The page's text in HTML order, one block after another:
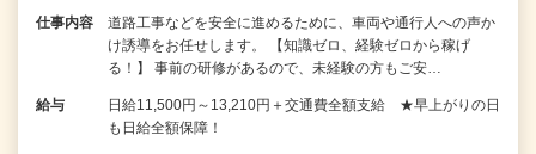
仕事内容
道路工事などを安全に進めるために、車両や通行人への声か
け誘導をお任せします。 【知識ゼロ、経験ゼロから稼げ
る！】 事前の研修があるので、未経験の方もご安…
給与
日給11,500円～13,210円＋交通費全額支給 ★早上がりの日
も日給全額保障！